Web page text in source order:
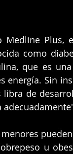
Medline
como
que es
energía. Sin
de
u